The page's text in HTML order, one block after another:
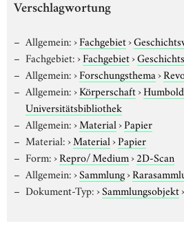
Verschlagwortung
Allgemein:›Fachgebiet›
Fachgebiet:›Fachgebiet›
Allgemein:›Forschungsthema›
Allgemein:›Körperschaft›
Universitätsbibliothek
Allgemein:›Material›Papier
Material:›Material›Papier
Form:›Repro/ Medium›2D-Scan
Allgemein:›Sammlung›
Dokument-Typ:›Sammlungsobjekt›